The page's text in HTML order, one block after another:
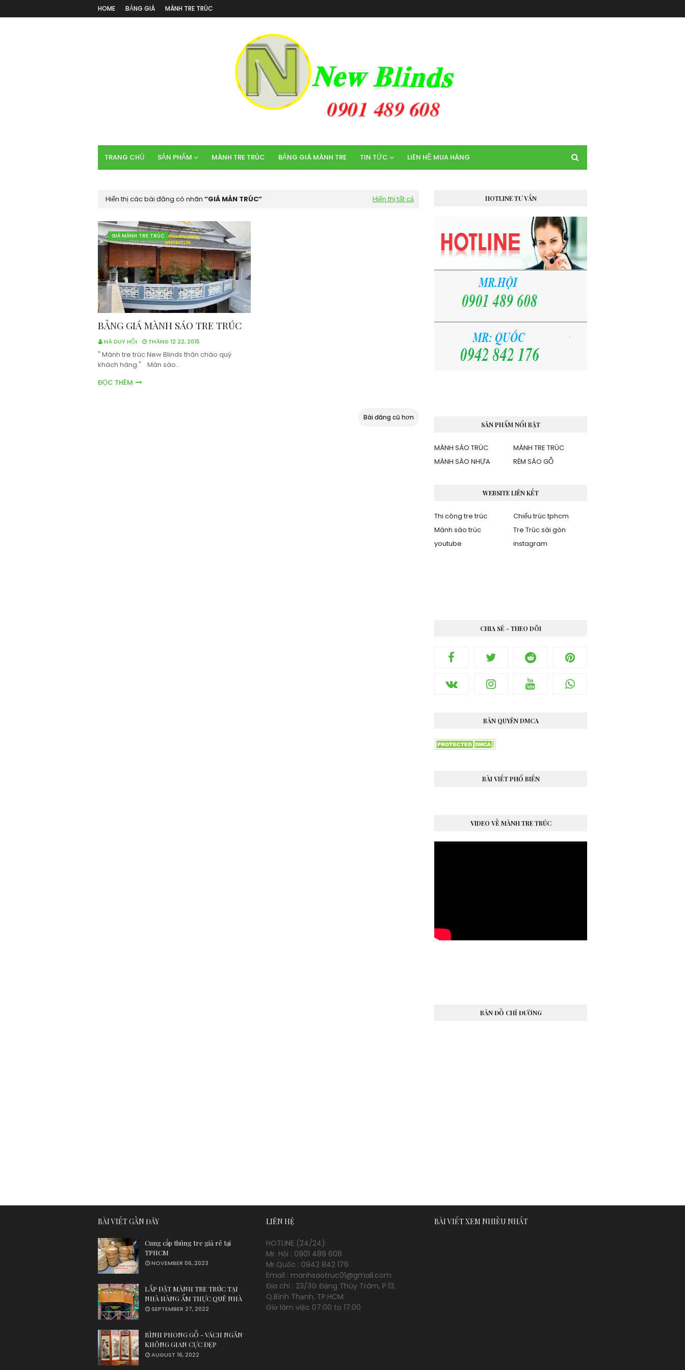
HOME BẢNG GIÁ MÀNH TRE TRÚC
TRANG CHỦ SẢN PHẨM MÀNH TRE TRÚC BẢNG GIÁ MÀNH TRE TIN TỨC LIÊN HỆ MUA HÀNG
Hiển thị các bài đăng có nhãn GIÁ MÀN TRÚC Hiển thị tất cả
GIÁ MÀNH TRE TRÚC
BẢNG GIÁ MÀNH SÁO TRE TRÚC
HÀ DUY HỘI THÁNG 12 22, 2015
" Mành tre trúc New Blinds thân chào quý
khách hàng." Màn sáo…
ĐỌC THÊM
Bài đăng cũ hơn
HOTLINE TƯ VẤN
SẢN PHẨM NỔI BẬT
MÀNH SÁO TRÚC
MÀNH TRE TRÚC
MÀNH SÁO NHỰA
RÈM SÁO GỖ
WEBSITE LIÊN KẾT
Thi công tre trúc
Chiếu trúc tphcm
Mành sáo trúc
Tre Trúc sài gòn
youtube
instagram
CHIA SẺ - THEO DÕI
BẢN QUYÊN DMCA
BÀI VIẾT PHỔ BIẾN
VIDEO VỀ MÀNH TRE TRÚC
BẢN ĐỒ CHỈ ĐƯỜNG
BÀI VIẾT GẦN ĐÂY
Cung cấp thúng tre giá rẻ tại
TPHCM
NOVEMBER 06, 2023
LẮP ĐẶT MÀNH TRE TRÚC TẠI
NHÀ HÀNG ẨM THỰC QUÊ NHÀ
SEPTEMBER 27, 2022
BÌNH PHONG GỖ - VÁCH NGĂN
KHÔNG GIAN CỰC ĐẸP
AUGUST 16, 2022
LIÊN HỆ
HOTLINE (24/24):
Mr. Hội : 0901 489 608
Mr.Quốc : 0942 842 176
Email : manhsaotruc01@gmail.com
Địa chỉ : 23/3G Đặng Thùy Trâm, P.13,
Q.Bình Thạnh, TP.HCM
Giờ làm việc 07:00 to 17:00
BÀI VIẾT XEM NHIỀU NHẤT